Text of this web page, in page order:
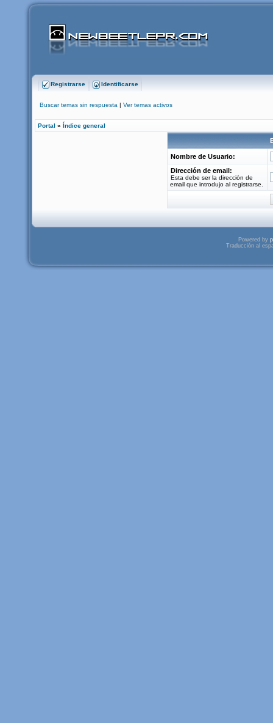
Registrarse Identificarse
Buscar temas sin respuesta | Ver temas activos
Portal » Índice general
Nombre de Usuario:
Dirección de email:
Esta debe ser la dirección de
email que introdujo al registrarse.
Powered by
Traducción al